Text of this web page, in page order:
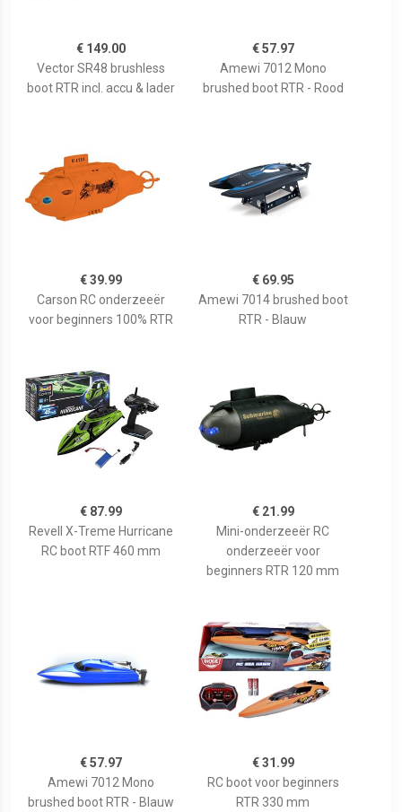
€ 149.00
Vector SR48 brushless
boot RTR incl. accu & lader
€ 57.97
Amewi 7012 Mono
brushed boot RTR - Rood
€ 39.99
Carson RC onderzeeër
voor beginners 100% RTR
€ 69.95
Amewi 7014 brushed boot
RTR - Blauw
€ 87.99
Revell X-Treme Hurricane
RC boot RTF 460 mm
€ 21.99
Mini-onderzeeër RC
onderzeeër voor
beginners RTR 120 mm
€ 57.97
Amewi 7012 Mono
brushed boot RTR - Blauw
€ 31.99
RC boot voor beginners
RTR 330 mm